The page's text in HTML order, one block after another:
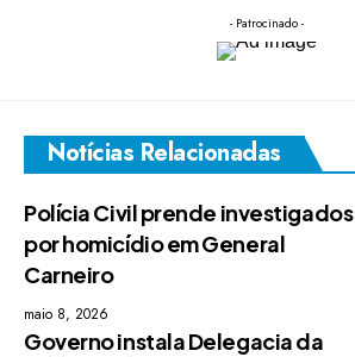
- Patrocinado -
Notícias Relacionadas
Polícia Civil prende investigados
por homicídio em General
Carneiro
maio 8, 2026
Governo instala Delegacia da